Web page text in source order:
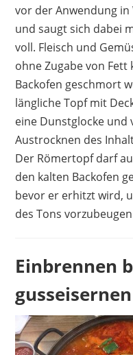
vor der Anwendung in
und saugt sich dabei
voll. Fleisch und
ohne Zugabe von
Backofen geschmort
längliche Topf mit
eine Dunstglocke und
Austrocknen des
Der Römertopf darf
den kalten Backofen
bevor er erhitzt wird,
des Tons
Einbrennen